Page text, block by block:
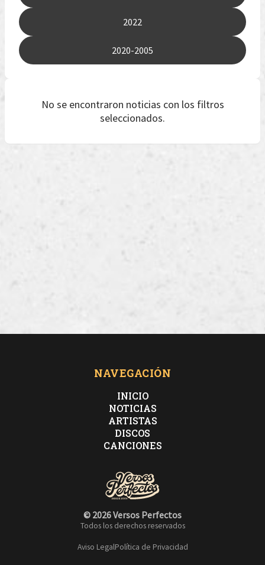
2022
2020-2005
No se encontraron noticias con los filtros
seleccionados.
NAVEGACIÓN
INICIO
NOTICIAS
ARTISTAS
DISCOS
CANCIONES
© 2026 Versos Perfectos
Todos los derechos reservados
Aviso LegalPolítica de Privacidad